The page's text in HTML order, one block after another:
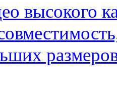
высокого